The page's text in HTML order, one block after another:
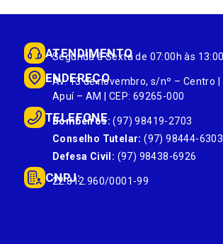
ATENDIMENTO
Segunda à Sexta de 07:00h às
ENDEREÇO
Av. 13 de novembro, s/nº – Centro |
Apuí – AM | CEP: 69265-000
TELEFONE
Bombeiros: (97) 98419-2703
Conselho Tutelar: (97) 98444-6303
Defesa Civil: (97) 98438-6926
CNPJ:
22.812.960/0001-99